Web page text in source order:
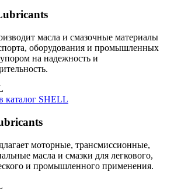
масла и смазочные материалы
оборудования и промышленных
на надежность и
каталог SHELL
моторные, трансмиссионные,
масла и смазки для легкового,
и промышленного применения.